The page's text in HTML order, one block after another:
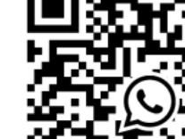
Lucca, Scuola
Castruccio
in